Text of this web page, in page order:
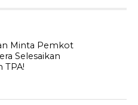
Minta Pemkot
Selesaikan
TPA!